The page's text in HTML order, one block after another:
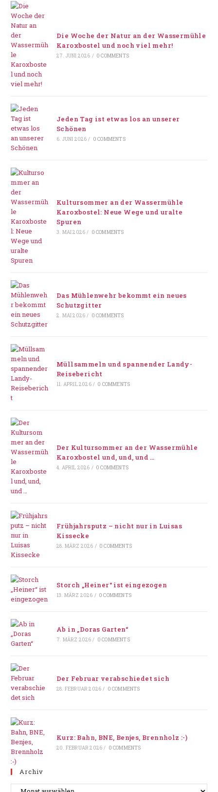
Die Woche der Natur an der Wassermühle
Karoxbostel und noch viel mehr!
27. JUNI 2026 / 0 COMMENTS
Jeden Tag ist etwas los an unserer
Schönen
6. JUNI 2026 / 0 COMMENTS
Kultursommer an der Wassermühle
Karoxbostel: Neue Wege und uralte
Spuren
3. MAI 2026 / 0 COMMENTS
Das Mühlenwehr bekommt ein neues
Schutzgitter
2. MAI 2026 / 0 COMMENTS
Müllsammeln und spannender Landy-
Reisebericht
11. APRIL 2026 / 0 COMMENTS
Der Kultursommer an der Wassermühle
Karoxbostel und, und, und …
4. APRIL 2026 / 0 COMMENTS
Frühjahrsputz – nicht nur in Luisas
Kissecke
28. MÄRZ 2026 / 0 COMMENTS
Storch „Heiner“ ist eingezogen
13. MÄRZ 2026 / 0 COMMENTS
Ab in „Doras Garten“
7. MÄRZ 2026 / 0 COMMENTS
Der Februar verabschiedet sich
28. FEBRUAR 2026 / 0 COMMENTS
Kurz: Bahn, BNE, Benjes, Brennholz :-)
20. FEBRUAR 2026 / 0 COMMENTS
Archiv